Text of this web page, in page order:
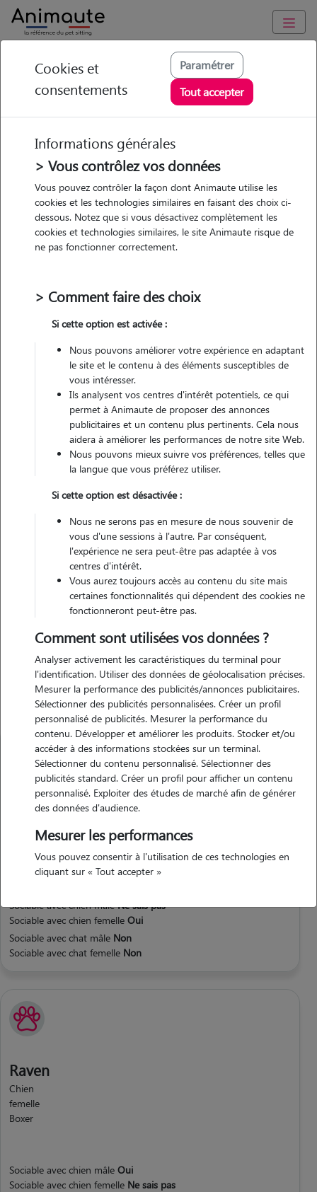
Animaute Occitanie Pyrénées-Orientales/Perpignan
Audrey - Petsitter à
PERPIGNAN
• 27 ans
Véhiculé
Contacter
L'envoi d'une demande est sans engagement
j'aime le contact avec les animaux.
Expérience
j'ai un malinois de 5 ans et un boxer de 3 ans à la maison. tous les
deux ont été sauvé d une maltraitance. j ai également été bénévole et
famille d'accueil animalière.
Animaux
Diesel
Berger belge
Sociable avec chien mâleNe sais pas
Sociable avec chien femelle Oui
Sociable avec chat mâle Non
Sociable avec chat femelle Non
Raven
Chien
femelle
Boxer
Sociable avec chien mâle Oui
Sociable avec chien femelle Ne sais pas
Cookies et
consentements
Paramétrer
Tout accepter
Informations générales
> Vous contrôlez vos données
Vous pouvez contrôler la façon dont Animaute utilise les
cookies et les technologies similaires en faisant des choix ci-
dessous. Notez que si vous désactivez complètement les
cookies et technologies similaires, le site Animaute risque de
ne pas fonctionner correctement.
> Comment faire des choix
Si cette option est activée :
Nous pouvons améliorer votre expérience en adaptant
le site et le contenu à des éléments susceptibles de
vous intéresser.
Ils analysent vos centres d'intérêt potentiels, ce qui
permet à Animaute de proposer des annonces
publicitaires et un contenu plus pertinents. Cela nous
aidera à améliorer les performances de notre site Web.
Nous pouvons mieux suivre vos préférences, telles que
la langue que vous préférez utiliser.
Si cette option est désactivée :
Nous ne serons pas en mesure de nous souvenir de
vous d'une sessions à l'autre. Par conséquent,
l'expérience ne sera peut-être pas adaptée à vos
centres d'intérêt.
Vous aurez toujours accès au contenu du site mais
certaines fonctionnalités qui dépendent des cookies ne
fonctionneront peut-être pas.
Comment sont utilisées vos données ?
Analyser activement les caractéristiques du terminal pour
l'identification. Utiliser des données de géolocalisation précises.
Mesurer la performance des publicités/annonces publicitaires.
Sélectionner des publicités personnalisées. Créer un profil
personnalisé de publicités. Mesurer la performance du
contenu. Développer et améliorer les produits. Stocker et/ou
accéder à des informations stockées sur un terminal.
Sélectionner du contenu personnalisé. Sélectionner des
publicités standard. Créer un profil pour afficher un contenu
personnalisé. Exploiter des études de marché afin de générer
des données d'audience.
Mesurer les performances
Vous pouvez consentir à l'utilisation de ces technologies en
cliquant sur « Tout accepter »